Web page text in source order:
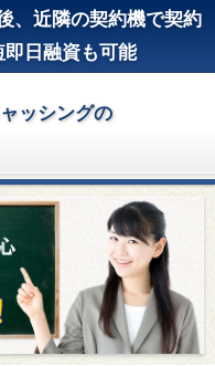
、近隣の契約機で契約
日融資も可能
ッシングの